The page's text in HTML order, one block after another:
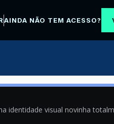
AINDA NÃO TEM ACESSO?
identidade visual novinha